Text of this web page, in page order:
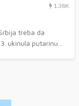
1.38K
treba da
putarinu...